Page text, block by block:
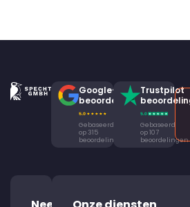
Google-
beoordeling
Gebaseerd
op 315
beoordelingen
Trustpilot
Gebaseerd
op 107
beoordelingen